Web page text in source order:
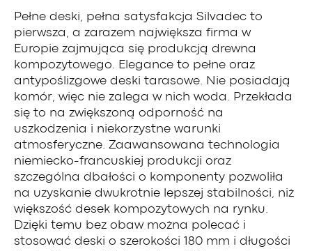
Pełne deski, pełna satysfakcja Silvadec to
pierwsza, a zarazem największa firma w
Europie zajmująca się produkcją drewna
kompozytowego. Elegance to pełne oraz
antypoślizgowe deski tarasowe. Nie posiadają
komór, więc nie zalega w nich woda. Przekłada
się to na zwiększoną odporność na
uszkodzenia i niekorzystne warunki
atmosferyczne. Zaawansowana technologia
niemiecko-francuskiej produkcji oraz
szczególna dbałości o komponenty pozwoliła
na uzyskanie dwukrotnie lepszej stabilności, niż
większość desek kompozytowych na rynku.
Dzięki temu bez obaw można polecać i
stosować deski o szerokości 180 mm i długości